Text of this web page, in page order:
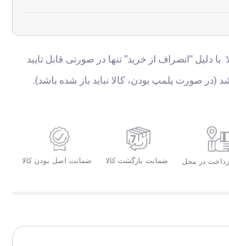
دلیل "انصراف از خرید" تنها در صورتی قابل تایید
(در صورت پلمپ بودن، کالا نباید باز شده باشد).
در محل ضمانت بازگشت کالا ضمانت اصل بودن کالا